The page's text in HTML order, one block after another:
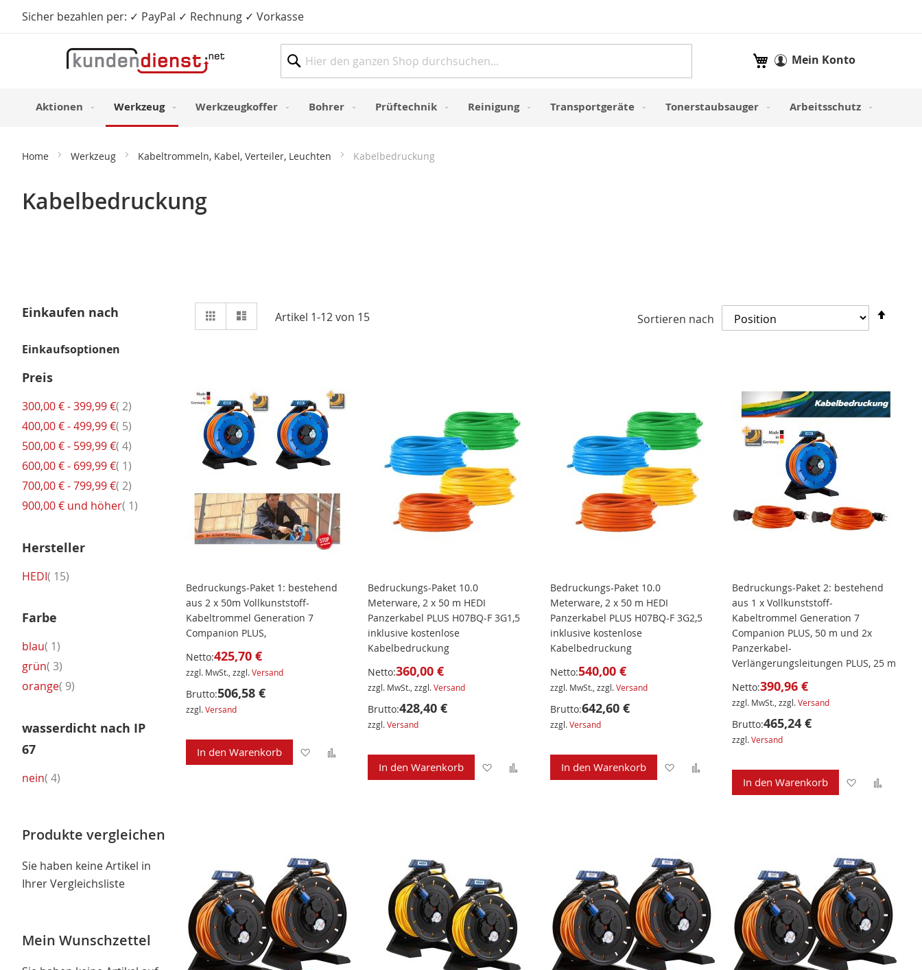
Sicher bezahlen per: ✓ PayPal ✓ Rechnung ✓ VorkasseDirekt
Mein Warenkorb
Mein Konto
Aktionen Werkzeug Werkzeugkoffer Bohrer Prüftechnik Reinigung Transportgeräte Tonerstaubsauger Arbeitsschutz
Home Werkzeug Kabeltrommeln, Kabel, Verteiler, Leuchten Kabelbedruckung
Kabelbedruckung
Ansicht
als
Raster Artikel 1-12von 15 Sortieren nach
Bedruckungs-Paket 1: bestehend
aus 2 x 50m Vollkunststoff-
Kabeltrommel Generation 7
Companion PLUS,
Netto:425,70 €
zzgl. MwSt., zzgl.Versand
Brutto:506,58 €
zzgl.Versand
In den Warenkorb
Zur
Vergleichsliste
Bedruckungs-Paket 10.0
Meterware, 2 x 50 m HEDI
Panzerkabel PLUS H07BQ-F 3G1,5
inklusive kostenlose
Kabelbedruckung
Netto:360,00 €
zzgl. MwSt., zzgl.Versand
Brutto:428,40 €
zzgl.Versand
In den Warenkorb
Zur
Bedruckungs-Paket 10.0
Meterware, 2 x 50 m HEDI
Panzerkabel PLUS H07BQ-F 3G2,5
inklusive kostenlose
Kabelbedruckung
Netto:540,00 €
zzgl. MwSt., zzgl.Versand
Brutto:642,60 €
zzgl.Versand
In den Warenkorb
Zur
Vergleichsliste
Bedruckungs-Paket 2: bestehend
aus 1 x Vollkunststoff-
Kabeltrommel Generation 7
Companion PLUS, 50 m und 2x
Panzerkabel-
Verlängerungsleitungen PLUS, 25 m
Netto:390,96 €
zzgl. MwSt., zzgl.Versand
Brutto:465,24 €
zzgl.Versand
In den Warenkorb
Zur
Einkaufen nach
Einkaufsoptionen
Preis
300,00 €-399,99 € 2Artikel
400,00 €-499,99 € 5Artikel
500,00 €- 599,99 € 4Artikel
600,00 €- 699,99 € 1Artikel
700,00 €-799,99 € 2Artikel
900,00 € und höher 1Artikel
Hersteller
HEDI 15Artikel
Farbe
blau 1Artikel
grün 3Artikel
orange 9Artikel
wasserdicht nach IP
67
nein 4Artikel
Produkte vergleichen
Sie haben keine Artikel in
Ihrer Vergleichsliste
Mein Wunschzettel